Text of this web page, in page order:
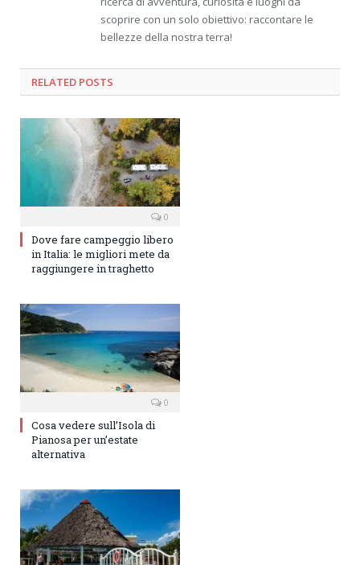
scoprire con un solo obiettivo: raccontare le
bellezze della nostra terra!
RELATED POSTS
0
Dove fare campeggio libero
in Italia: le migliori mete da
raggiungere in traghetto
0
Cosa vedere sull’Isola di
Pianosa per un’estate
alternativa